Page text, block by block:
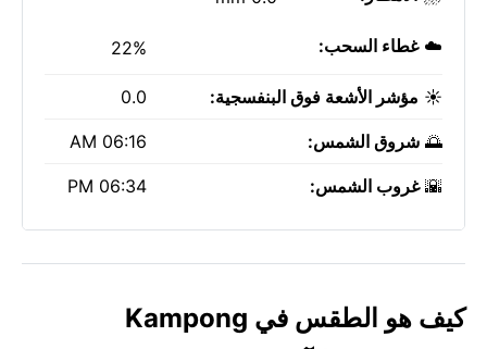
☁️غطاء السحب: 22%
☀️ مؤشر الأشعة فوق البنفسجية: 0.0
🌅 شروق الشمس: 06:16 AM
🌇غروب الشمس: 06:34 PM
كيف هو الطقس في Kampong